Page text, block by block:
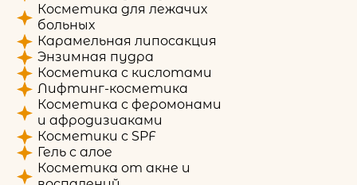
Косметика для лежачих
больных
Карамельная липосакция
Энзимная пудра
Косметика с кислотами
Лифтинг-косметика
Косметика с феромонами
и афродизиаками
Косметики с SPF
Гель с алое
Косметика от акне и